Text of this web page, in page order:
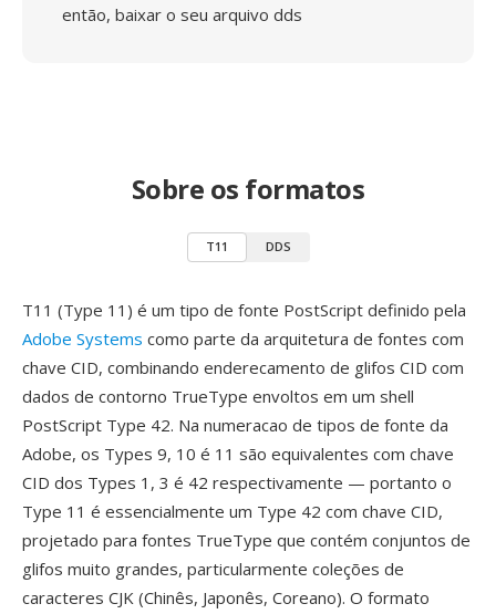
então, baixar o seu arquivo dds
Sobre os formatos
T11 DDS
T11 (Type 11) é um tipo de fonte PostScript definido pela
Adobe Systems como parte da arquitetura de fontes com
chave CID, combinando enderecamento de glifos CID com
dados de contorno TrueType envoltos em um shell
PostScript Type 42. Na numeracao de tipos de fonte da
Adobe, os Types 9, 10 é 11 são equivalentes com chave
CID dos Types 1, 3 é 42 respectivamente — portanto o
Type 11 é essencialmente um Type 42 com chave CID,
projetado para fontes TrueType que contém conjuntos de
glifos muito grandes, particularmente coleções de
caracteres CJK (Chinês, Japonês, Coreano). O formato